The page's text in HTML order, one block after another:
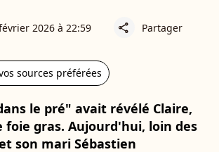
2026 à 22:59 share Partager
sources préférées
le pré" avait révélé Claire,
foie gras. Aujourd'hui, loin des
son mari Sébastien